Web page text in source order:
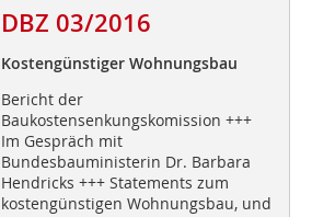
DBZ 03/2016
Kostengünstiger Wohnungsbau
Bericht der
Baukostensenkungskomission +++
Im Gespräch mit
Bundesbauministerin Dr. Barbara
Hendricks +++ Statements zum
kostengünstigen Wohnungsbau, und